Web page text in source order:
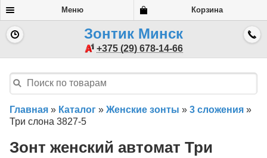
Меню Корзина
Зонтик Минск
+375 (29) 678-14-66
Главная » Каталог » Женские зонты » 3 сложения »
Три слона 3827-5
Зонт женский автомат Три